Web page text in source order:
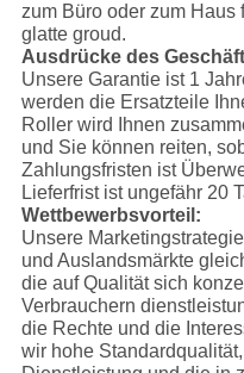
zum Büro oder zum Haus
glatte groud.
Ausdrücke des
Unsere Garantie ist 1
werden die Ersatzteile
Roller wird Ihnen
und Sie können reiten,
Zahlungsfristen ist
Lieferfrist ist ungefähr 20
Wettbewerbsvorteil:
Unsere
und Auslandsmärkte
die auf Qualität sich
Verbrauchern
die Rechte und die
wir hohe